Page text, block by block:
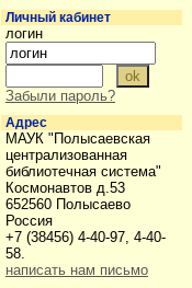
Личный кабинет
логин
Забыли пароль?
Адрес
МАУК "Полысаевская
централизованная
библиотечная система"
Космонавтов д.53
652560 Полысаево
Россия
+7 (38456) 4-40-97, 4-40-
58.
написать нам письмо